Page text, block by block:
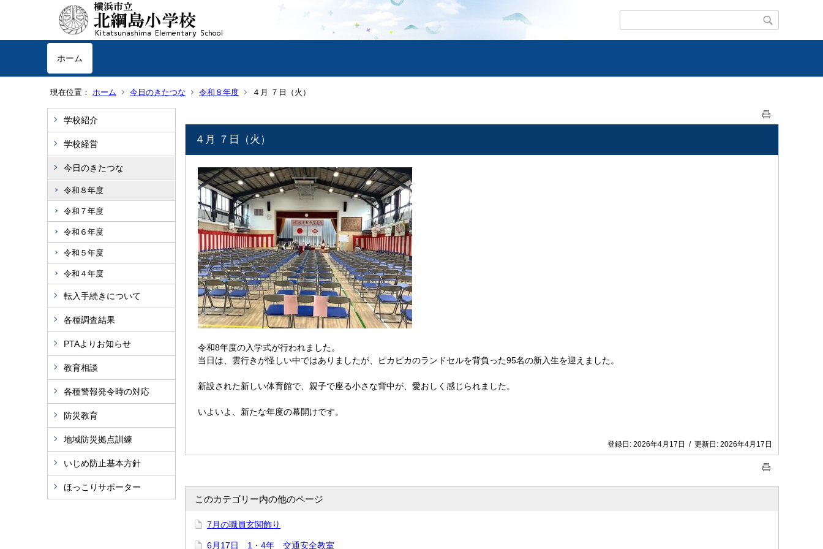
ホーム
現在位置： ホーム 今日のきたつな 令和８年度 ４月 ７日（火）
学校紹介
学校経営
今日のきたつな
令和８年度
令和７年度
令和６年度
令和５年度
令和４年度
転入手続きについて
各種調査結果
PTAよりお知らせ
教育相談
各種警報発令時の対応
防災教育
地域防災拠点訓練
いじめ防止基本方針
ほっこりサポーター
４月 ７日（火）
令和8年度の入学式が行われました。
当日は、雲行きが怪しい中ではありましたが、ピカピカのランドセルを背負った95名の新入生を迎えました。
新設された新しい体育館で、親子で座る小さな背中が、愛おしく感じられました。
いよいよ、新たな年度の幕開けです。
登録日: 2026年4月17日 / 更新日: 2026年4月17日
このカテゴリー内の他のページ
7月の職員玄関飾り
6月17日 1・4年 交通安全教室